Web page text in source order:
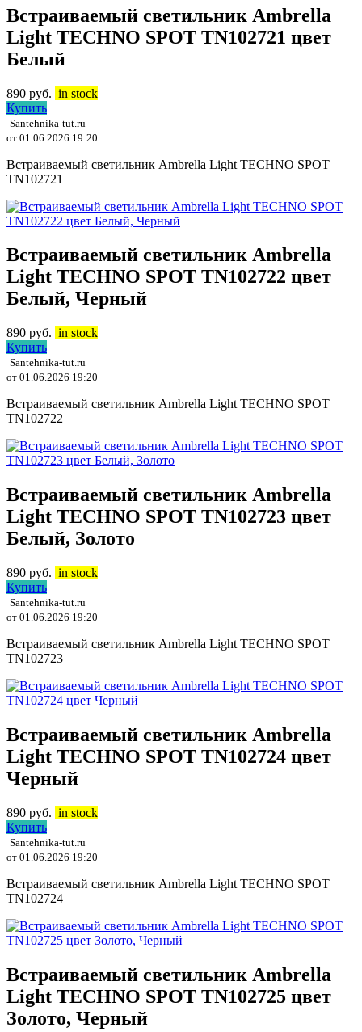
Встраиваемый светильник Ambrella
Light TECHNO SPOT TN102721 цвет
Белый
890 руб. in stock
Купить
Santehnika-tut.ru
от 01.06.2026 19:20
Встраиваемый светильник Ambrella Light TECHNO SPOT
TN102721
Встраиваемый светильник Ambrella
Light TECHNO SPOT TN102722 цвет
Белый, Черный
890 руб. in stock
Купить
Santehnika-tut.ru
от 01.06.2026 19:20
Встраиваемый светильник Ambrella Light TECHNO SPOT
TN102722
Встраиваемый светильник Ambrella
Light TECHNO SPOT TN102723 цвет
Белый, Золото
890 руб. in stock
Купить
Santehnika-tut.ru
от 01.06.2026 19:20
Встраиваемый светильник Ambrella Light TECHNO SPOT
TN102723
Встраиваемый светильник Ambrella
Light TECHNO SPOT TN102724 цвет
Черный
890 руб. in stock
Купить
Santehnika-tut.ru
от 01.06.2026 19:20
Встраиваемый светильник Ambrella Light TECHNO SPOT
TN102724
Встраиваемый светильник Ambrella
Light TECHNO SPOT TN102725 цвет
Золото, Черный